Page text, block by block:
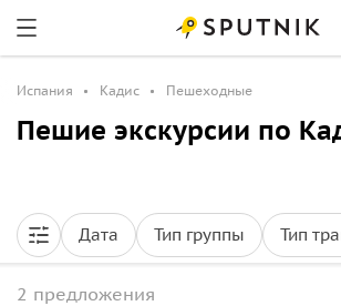
Испания Кадис Пешеходные
Пешие экскурсии по
Дата Тип группы Тип
2 предложения